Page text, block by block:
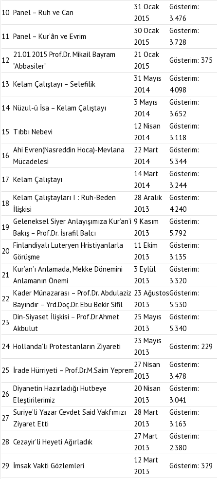
10 Panel – Ruh ve Can
31 Ocak
2015
Gösterim:
3.476
11 Panel – Kur’ân ve Evrim
30 Ocak
2015
Gösterim:
3.728
12
21.01.2015 Prof.Dr. Mikail Bayram
”Abbasiler”
21 Ocak
2015
Gösterim: 375
13 Kelam Çalıştayı – Selefilik
31 Mayıs
2014
Gösterim:
4.098
14 Nüzul-ü İsa – Kelam Çalıştayı
3 Mayıs
2014
Gösterim:
3.652
15 Tıbbı Nebevi
12 Nisan
2014
Gösterim:
3.118
16
Ahi Evren(Nasreddin Hoca)-Mevlana
Mücadelesi
22 Mart
2014
Gösterim:
5.344
17 Kelam Çalıştayı
14 Mart
2014
Gösterim:
3.244
18
Kelam Çalıştayları I : Ruh-Beden
İlişkisi
28 Aralık
2013
Gösterim:
4.240
19
Geleneksel Siyer Anlayışımıza Kur’an’i
Bakış – Prof.Dr. İsrafil Balcı
9 Kasım
2013
Gösterim:
5.792
20
Finlandiyalı Luteryen Hristiyanlarla
Görüşme
11 Ekim
2013
Gösterim:
3.135
21
Kur’an’ı Anlamada, Mekke Dönemini
Anlamanın Önemi
3 Eylül
2013
Gösterim:
3.320
22
Kader Münazarası – Prof.Dr. Abdulaziz
Bayındır – Yrd.Doç.Dr. Ebu Bekir Sifil
23 Ağustos
2013
Gösterim:
5.530
23
Din-Siyaset İlişkisi – Prof.Dr.Ahmet
Akbulut
25 Mayıs
2013
Gösterim:
5.340
24 Hollanda’lı Protestanların Ziyareti
23 Mayıs
2013
Gösterim: 229
25 İrade Hürriyeti – Prof.Dr.M.Saim Yeprem
27 Nisan
2013
Gösterim:
3.478
26
Diyanetin Hazırladığı Hutbeye
Eleştirilerimiz
20 Nisan
2013
Gösterim:
3.041
27
Suriye’li Yazar Cevdet Said Vakfımızı
Ziyaret Etti
28 Mart
2013
Gösterim:
3.163
28 Cezayir’li Heyeti Ağırladık
27 Mart
2013
Gösterim:
2.380
29 İmsak Vakti Gözlemleri
12 Mart
2013
Gösterim: 329